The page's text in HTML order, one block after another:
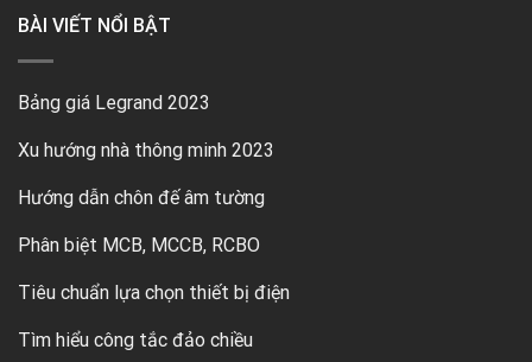
BÀI VIẾT NỔI BẬT
Bảng giá Legrand 2023
Xu hướng nhà thông minh 2023
Hướng dẫn chôn đế âm tường
Phân biệt MCB, MCCB, RCBO
Tiêu chuẩn lựa chọn thiết bị điện
Tìm hiểu công tắc đảo chiều